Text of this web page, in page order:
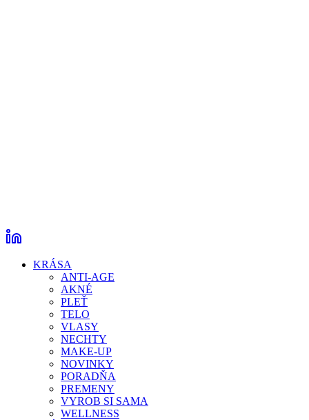
KRÁSA
ANTI-AGE
AKNÉ
PLEŤ
TELO
VLASY
NECHTY
MAKE-UP
NOVINKY
PORADŇA
PREMENY
VYROB SI SAMA
WELLNESS